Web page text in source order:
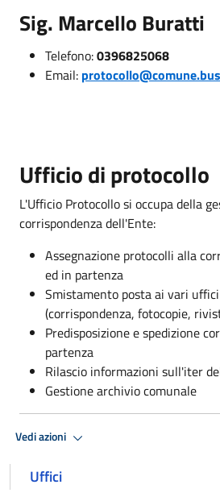
Sig. Marcello Buratti
Telefono:0396825068
Email:
Ufficio di protocollo
L'Ufficio Protocollo si occupa della
corrispondenza dell'Ente:
Assegnazione protocolli alla
ed in partenza
Smistamento posta ai vari
(corrispondenza, fotocopie,
Predisposizione e spedizione
partenza
Rilascio informazioni sull'iter
Gestione archivio comunale
Vedi azioni
Uffici